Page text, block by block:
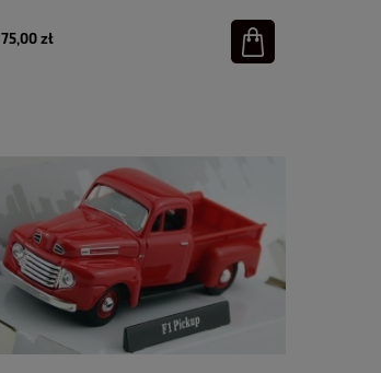
75,00 zł